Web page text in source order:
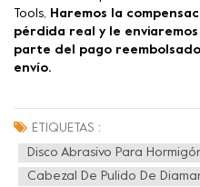
Tools, Haremos la
pérdida real y le
parte del pago
envío.
ETIQUETAS :
Disco Abrasivo Para
Cabezal De Pulido De